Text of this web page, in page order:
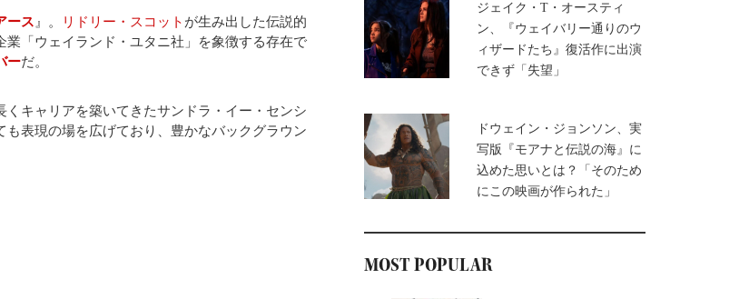
ース 』。 リドリー・スコット が生み出した伝説的
「ウェイランド・ユタニ社」を象徴する存在で
ーだ。
キャリアを築いてきたサンドラ・イー・センシ
表現の場を広げており、豊かなバックグラウン
ジェイク・T・オースティ
ン、『ウェイバリー通りのウ
ィザードたち』復活作に出演
できず「失望」
ドウェイン・ジョンソン、実
写版『モアナと伝説の海』に
込めた思いとは？「そのため
にこの映画が作られた」
MOST POPULAR